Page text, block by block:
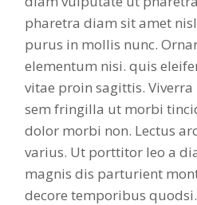
pharetra diam sit amet
purus in mollis nunc.
elementum nisi. quis
vitae proin sagittis.
sem fringilla ut morbi
dolor morbi non. Lectus
varius. Ut porttitor leo a
magnis dis parturient
decore temporibus quodsi.